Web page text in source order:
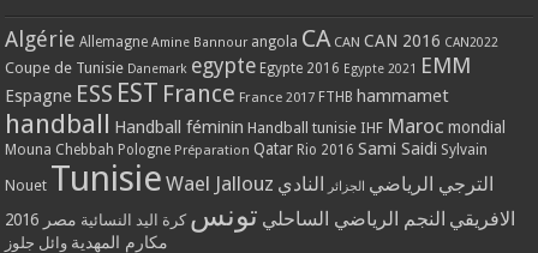
Algérie Allemagne Amine Bannour angola CA CAN CAN 2016 CAN2022
Coupe de Tunisie Danemark egypte Egypte 2016 Egypte 2021 EMM
Espagne ESS EST France France 2017 FTHB hammamet
handball Handball féminin Handball tunisie IHF Maroc mondial
Mouna Chebbah Pologne Préparation Qatar Rio 2016 Sami Saidi Sylvain
Nouet Tunisie Wael Jallouz الترجي الرياضي الجزائر النادي
الافريقي النجم الرياضي الساحلي تونس كرة اليد النسائية مصر 2016
مكارم المهدية وائل جلوز